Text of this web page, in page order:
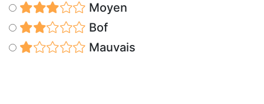
Moyen
Bof
Mauvais